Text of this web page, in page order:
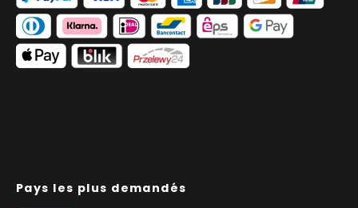
Pays les plus demandés